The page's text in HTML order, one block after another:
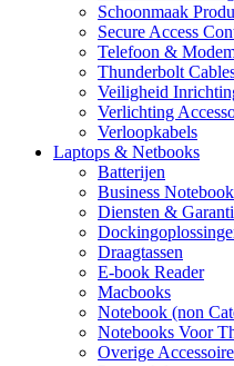
Schoonmaak
Secure Access
Telefoon &
Thunderbolt
Veiligheid
Verlichting
Verloopkabels
Laptops & Netbooks
Batterijen
Business
Diensten &
Draagtassen
E-book Reader
Macbooks
Notebook (non
Notebooks Voor
Overige